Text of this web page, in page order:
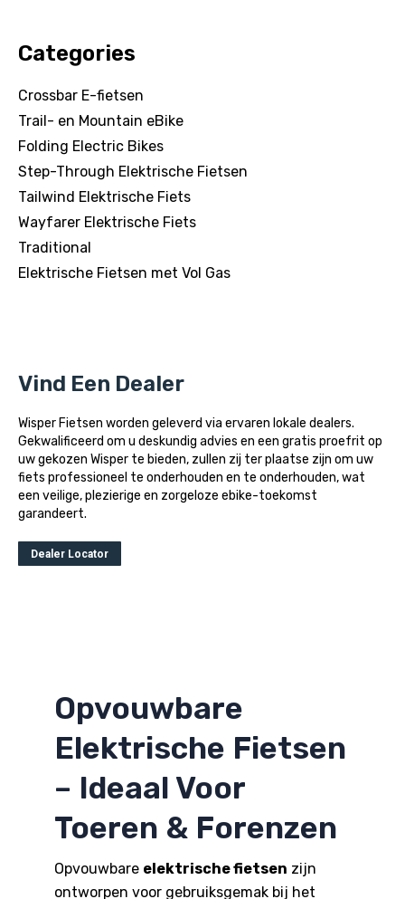
Categories
Crossbar E-fietsen
Trail- en Mountain eBike
Folding Electric Bikes
Step-Through Elektrische Fietsen
Tailwind Elektrische Fiets
Wayfarer Elektrische Fiets
Traditional
Elektrische Fietsen met Vol Gas
Vind Een Dealer
Wisper Fietsen worden geleverd via ervaren lokale dealers.
Gekwalificeerd om u deskundig advies en een gratis proefrit op
uw gekozen Wisper te bieden, zullen zij ter plaatse zijn om uw
fiets professioneel te onderhouden en te onderhouden, wat
een veilige, plezierige en zorgeloze ebike-toekomst
garandeert.
Dealer Locator
Opvouwbare
Elektrische Fietsen
– Ideaal Voor
Toeren & Forenzen
Opvouwbare elektrische fietsen zijn
ontworpen voor gebruiksgemak bij het